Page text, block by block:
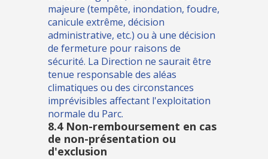
majeure (tempête, inondation, foudre,
canicule extrême, décision
administrative, etc.) ou à une décision
de fermeture pour raisons de
sécurité. La Direction ne saurait être
tenue responsable des aléas
climatiques ou des circonstances
imprévisibles affectant l'exploitation
normale du Parc.
8.4 Non-remboursement en cas
de non-présentation ou
d'exclusion